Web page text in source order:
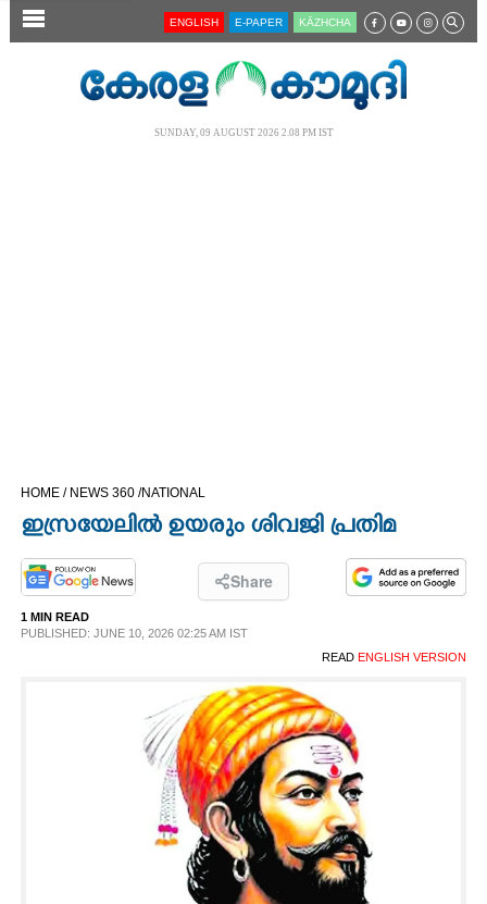
SECTIONS
OPINION
PHOTOS
ENGLISH E-PAPER KĀZHCHA
SUNDAY, 09 AUGUST 2026 2.08 PM IST
HOME / NEWS 360 /NATIONAL
ഇസ്രയേലിൽ ഉയരും ശിവജി പ്രതിമ
Share
1 MIN READ
PUBLISHED: JUNE 10, 2026 02:25 AM IST
READ ENGLISH VERSION